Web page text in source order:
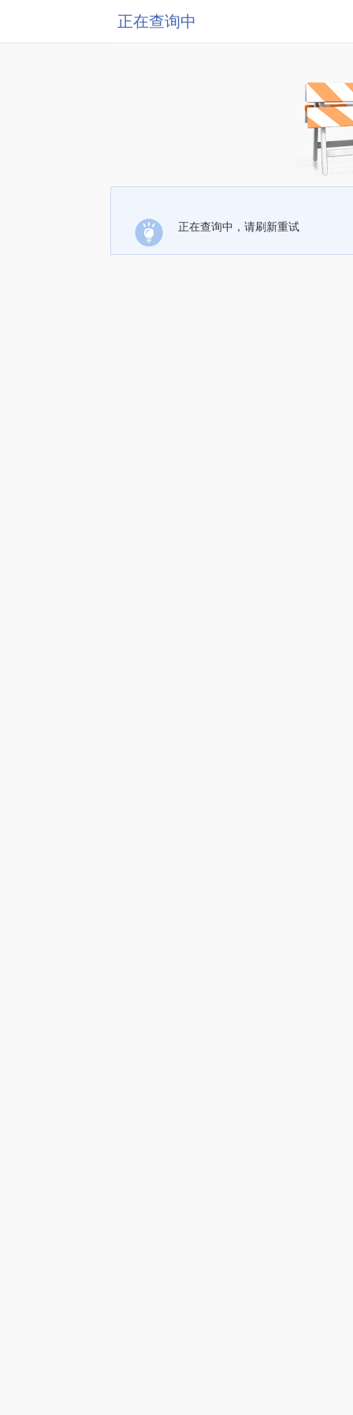
正在查询中
正在查询中，请刷新重试